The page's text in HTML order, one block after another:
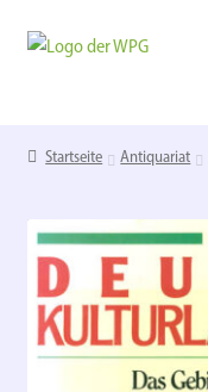
Zur
Zum
Startseite Antiquariat